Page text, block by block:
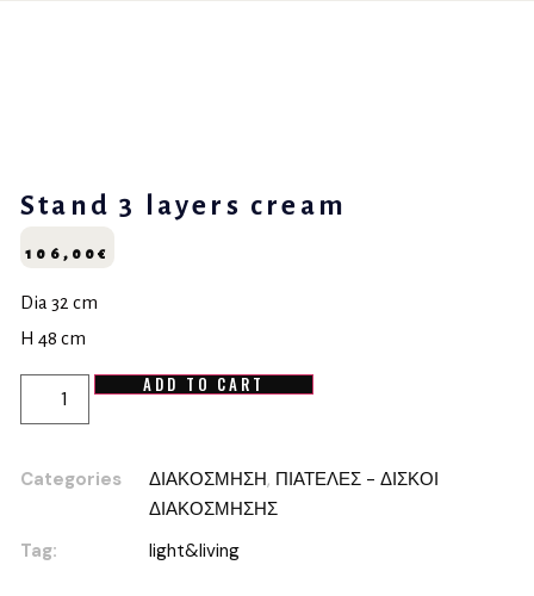
Stand 3 layers cream
106,00€
Dia 32 cm
H 48 cm
ADD TO CART
Categories ΔΙΑΚΟΣΜΗΣΗ, ΠΙΑΤΕΛΕΣ - ΔΙΣΚΟΙ
ΔΙΑΚΟΣΜΗΣΗΣ
Tag:
light&living